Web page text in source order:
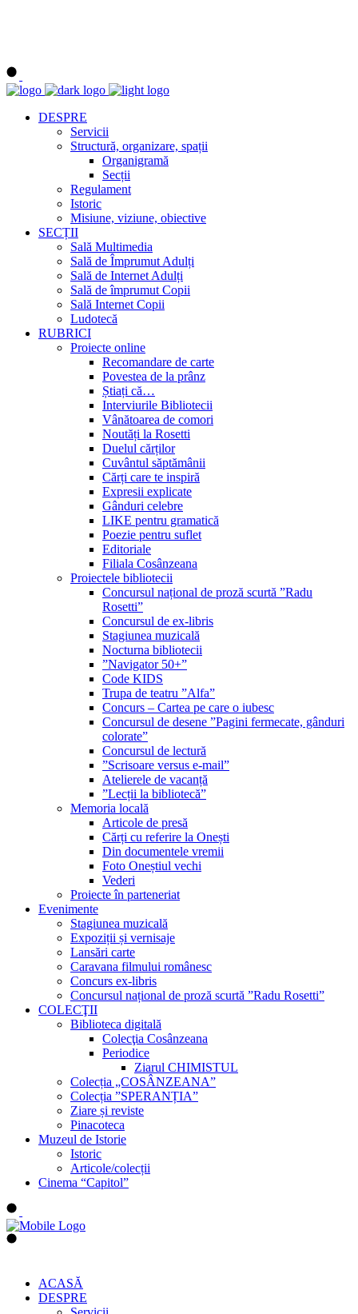
DESPRE
Servicii
Structură, organizare, spații
Organigramă
Secții
Regulament
Istoric
Misiune, viziune, obiective
SECȚII
Sală Multimedia
Sală de Împrumut Adulți
Sală de Internet Adulți
Sală de împrumut Copii
Sală Internet Copii
Ludotecă
RUBRICI
Proiecte online
Recomandare de carte
Povestea de la prânz
Știați că…
Interviurile Bibliotecii
Vânătoarea de comori
Noutăți la Rosetti
Duelul cărților
Cuvântul săptămânii
Cărți care te inspiră
Expresii explicate
Gânduri celebre
LIKE pentru gramatică
Poezie pentru suflet
Editoriale
Filiala Cosânzeana
Proiectele bibliotecii
Concursul național de proză scurtă ”Radu
Rosetti”
Concursul de ex-libris
Stagiunea muzicală
Nocturna bibliotecii
”Navigator 50+”
Code KIDS
Trupa de teatru ”Alfa”
Concurs – Cartea pe care o iubesc
Concursul de desene ”Pagini fermecate, gânduri
colorate”
Concursul de lectură
”Scrisoare versus e-mail”
Atelierele de vacanță
”Lecții la bibliotecă”
Memoria locală
Articole de presă
Cărți cu referire la Onești
Din documentele vremii
Foto Oneștiul vechi
Vederi
Proiecte în parteneriat
Evenimente
Stagiunea muzicală
Expoziții și vernisaje
Lansări carte
Caravana filmului românesc
Concurs ex-libris
Concursul național de proză scurtă ”Radu Rosetti”
COLECŢII
Biblioteca digitală
Colecţia Cosânzeana
Periodice
Ziarul CHIMISTUL
Colecția „COSÂNZEANA”
Colecția ”SPERANȚIA”
Ziare și reviste
Pinacoteca
Muzeul de Istorie
Istoric
Articole/colecții
Cinema “Capitol”
ACASĂ
DESPRE